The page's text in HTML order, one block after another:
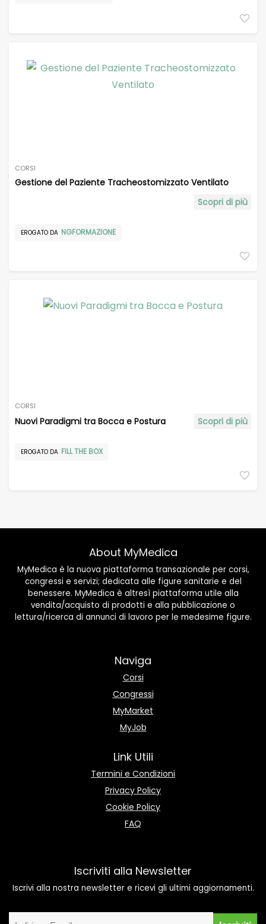
CORSI
Gestione del Paziente Tracheostomizzato Ventilato
Scopri di più
EROGATO DA NGFORMAZIONE
CORSI
Nuovi Paradigmi tra Bocca e Postura Scopri di più
EROGATO DA FILL THE BOX
About MyMedica
MyMedica è la nuova piattaforma transazionale per corsi,
congressi e servizi; dedicata alle figure sanitarie e del
benessere. MyMedica è altresì piattaforma utile alla
vendita/acquisto di prodotti e alla pubblicazione o
lettura/ricerca di annunci di lavoro per le medesime figure.
Naviga
Corsi
Congressi
MyMarket
MyJob
Link Utili
Termini e Condizioni
Privacy Policy
Cookie Policy
FAQ
Iscriviti alla Newsletter
Iscrivi alla nostra newsletter e ricevi gli ultimi aggiornamenti.